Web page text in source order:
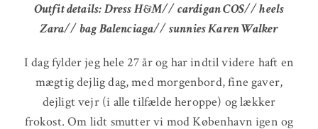
Outfit details: Dress H&M// cardigan COS// heels
Zara// bag Balenciaga// sunnies Karen Walker
I dag fylder jeg hele 27 år og har indtil videre haft en
mægtig dejlig dag, med morgenbord, fine gaver,
dejligt vejr (i alle tilfælde heroppe) og lækker
frokost. Om lidt smutter vi mod København igen og